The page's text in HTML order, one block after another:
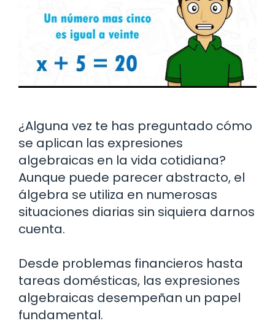
¿Alguna vez te has preguntado cómo
se aplican las expresiones
algebraicas en la vida cotidiana?
Aunque puede parecer abstracto, el
álgebra se utiliza en numerosas
situaciones diarias sin siquiera darnos
cuenta.
Desde problemas financieros hasta
tareas domésticas, las expresiones
algebraicas desempeñan un papel
fundamental.